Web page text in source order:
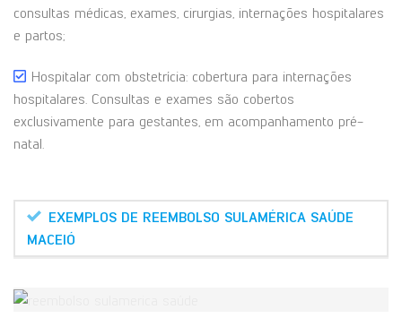
consultas médicas, exames, cirurgias, internações hospitalares
e partos;
Hospitalar com obstetrícia: cobertura para internações
hospitalares. Consultas e exames são cobertos
exclusivamente para gestantes, em acompanhamento pré-
natal.
EXEMPLOS DE REEMBOLSO SULAMÉRICA SAÚDE
MACEIÓ